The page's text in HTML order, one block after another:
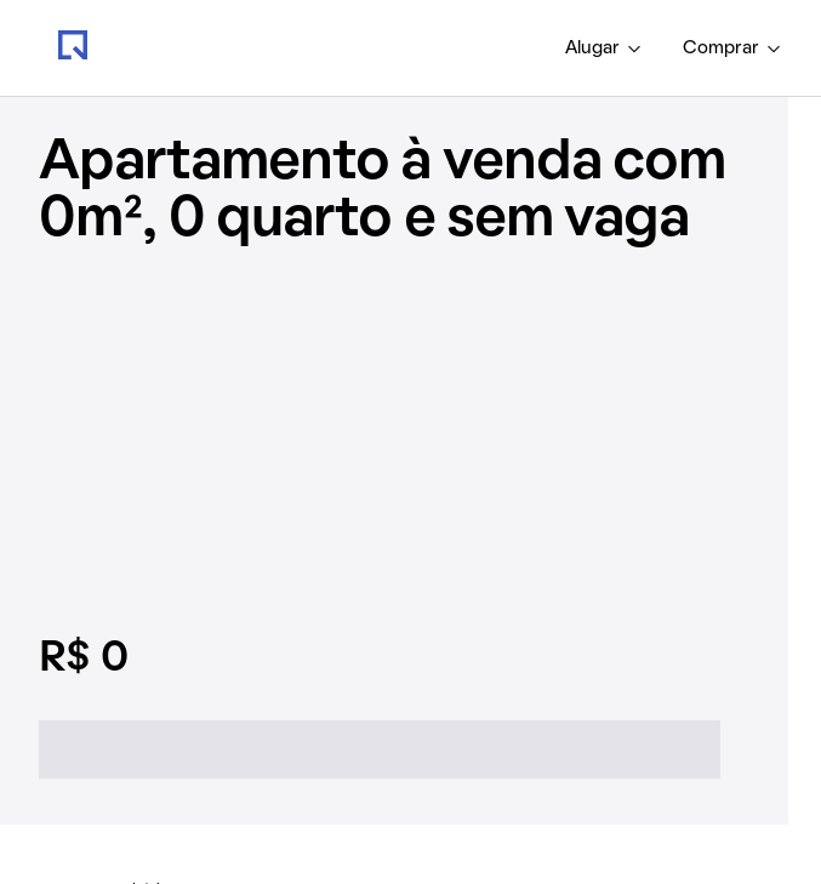
Alugar Comprar
Apartamento à venda com
0m², 0 quarto e sem vaga
R$ 0